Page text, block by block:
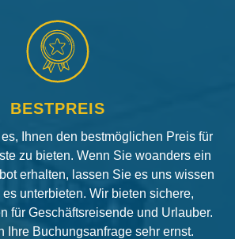
BESTPREIS
Ihnen den bestmöglichen Preis für
zu bieten. Wenn Sie woanders ein
erhalten, lassen Sie es uns wissen
unterbieten. Wir bieten sichere,
für Geschäftsreisende und Urlauber.
Ihre Buchungsanfrage sehr ernst.